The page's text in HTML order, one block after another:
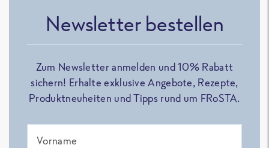
Newsletter bestellen
Zum Newsletter anmelden und 10% Rabatt
sichern! Erhalte exklusive Angebote, Rezepte,
Produktneuheiten und Tipps rund um FRoSTA.
Vorname